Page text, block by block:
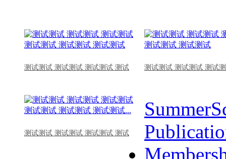
测试测试 测试测试 测试测试 测试 测试测试 测试测试 测试
测试测试 测试测试 测试测试 测试